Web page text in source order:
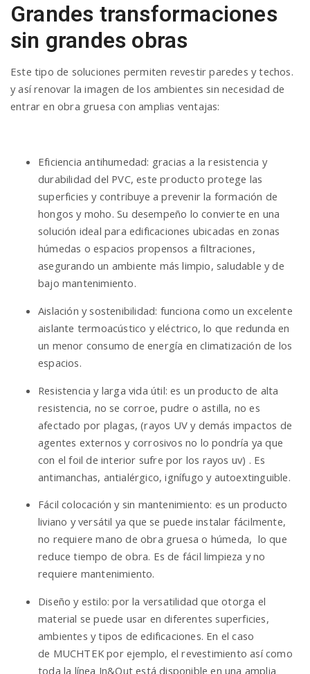
Grandes transformaciones
sin grandes obras
Este tipo de soluciones permiten revestir paredes y techos.
y así renovar la imagen de los ambientes sin necesidad de
entrar en obra gruesa con amplias ventajas:
Eficiencia antihumedad: gracias a la resistencia y
durabilidad del PVC, este producto protege las
superficies y contribuye a prevenir la formación de
hongos y moho. Su desempeño lo convierte en una
solución ideal para edificaciones ubicadas en zonas
húmedas o espacios propensos a filtraciones,
asegurando un ambiente más limpio, saludable y de
bajo mantenimiento.
Aislación y sostenibilidad: funciona como un excelente
aislante termoacústico y eléctrico, lo que redunda en
un menor consumo de energía en climatización de los
espacios.
Resistencia y larga vida útil: es un producto de alta
resistencia, no se corroe, pudre o astilla, no es
afectado por plagas, (rayos UV y demás impactos de
agentes externos y corrosivos no lo pondría ya que
con el foil de interior sufre por los rayos uv) . Es
antimanchas, antialérgico, ignífugo y autoextinguible.
Fácil colocación y sin mantenimiento: es un producto
liviano y versátil ya que se puede instalar fácilmente,
no requiere mano de obra gruesa o húmeda, lo que
reduce tiempo de obra. Es de fácil limpieza y no
requiere mantenimiento.
Diseño y estilo: por la versatilidad que otorga el
material se puede usar en diferentes superficies,
ambientes y tipos de edificaciones. En el caso
de MUCHTEK por ejemplo, el revestimiento así como
toda la línea In&Out está disponible en una amplia